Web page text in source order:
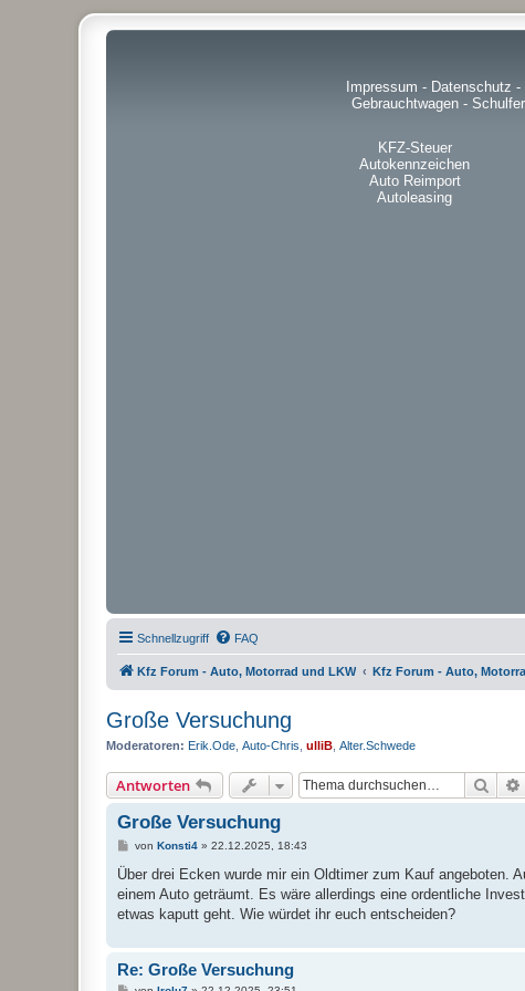
Impressum - Datenschutz -
Gebrauchtwagen -
KFZ-Steuer
Autokennzeichen
Auto Reimport
Autoleasing
Schnellzugriff FAQ
Kfz Forum - Auto, Motorrad und LKW Kfz Forum - Auto,
Große Versuchung
Moderatoren: Erik.Ode Auto-Chris ulliB Alter.Schwede
Antworten Suche
Große Versuchung
B
i
r
a
von Konsti4» 22.12.2025, 18:43
Über drei Ecken wurde mir ein Oldtimer zum Kauf
einem Auto geträumt. Es wäre allerdings eine ordentliche
etwas kaputt geht. Wie würdet ihr euch entscheiden?
Re: Große Versuchung